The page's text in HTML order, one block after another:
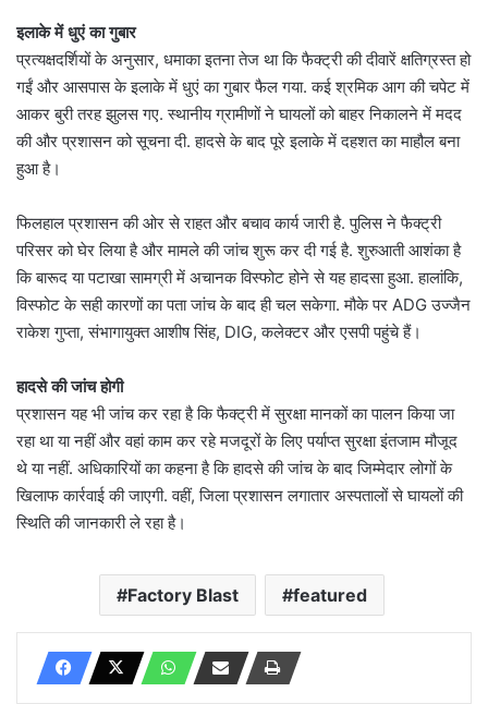
इलाके में धुएं का गुबार
प्रत्यक्षदर्शियों के अनुसार, धमाका इतना तेज था कि फैक्ट्री की दीवारें क्षतिग्रस्त हो
गईं और आसपास के इलाके में धुएं का गुबार फैल गया. कई श्रमिक आग की चपेट में
आकर बुरी तरह झुलस गए. स्थानीय ग्रामीणों ने घायलों को बाहर निकालने में मदद
की और प्रशासन को सूचना दी. हादसे के बाद पूरे इलाके में दहशत का माहौल बना
हुआ है।
फिलहाल प्रशासन की ओर से राहत और बचाव कार्य जारी है. पुलिस ने फैक्ट्री
परिसर को घेर लिया है और मामले की जांच शुरू कर दी गई है. शुरुआती आशंका है
कि बारूद या पटाखा सामग्री में अचानक विस्फोट होने से यह हादसा हुआ. हालांकि,
विस्फोट के सही कारणों का पता जांच के बाद ही चल सकेगा. मौके पर ADG उज्जैन
राकेश गुप्ता, संभागायुक्त आशीष सिंह, DIG, कलेक्टर और एसपी पहुंचे हैं।
हादसे की जांच होगी
प्रशासन यह भी जांच कर रहा है कि फैक्ट्री में सुरक्षा मानकों का पालन किया जा
रहा था या नहीं और वहां काम कर रहे मजदूरों के लिए पर्याप्त सुरक्षा इंतजाम मौजूद
थे या नहीं. अधिकारियों का कहना है कि हादसे की जांच के बाद जिम्मेदार लोगों के
खिलाफ कार्रवाई की जाएगी. वहीं, जिला प्रशासन लगातार अस्पतालों से घायलों की
स्थिति की जानकारी ले रहा है।
Factory Blast featured